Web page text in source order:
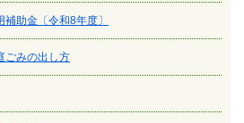
助金〔令和8年度〕
ごみの出し方